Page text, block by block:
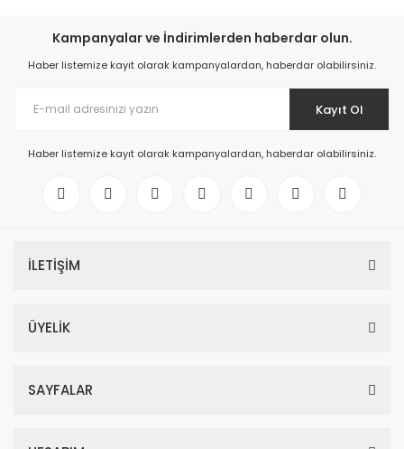
Kampanyalar ve İndirimlerden haberdar olun.
Haber listemize kayıt olarak kampanyalardan, haberdar olabilirsiniz.
Kayıt Ol
Haber listemize kayıt olarak kampanyalardan, haberdar olabilirsiniz.
İLETİŞİM
ÜYELİK
SAYFALAR